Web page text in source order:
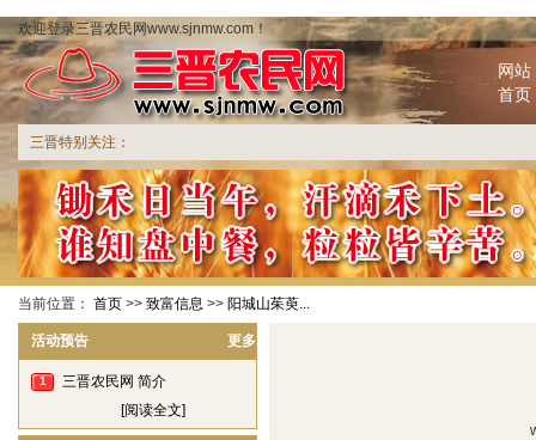
欢迎登录三晋农民网www.sjnmw.com！
网站
首页
三晋特别关注：
当前位置： 首页 >> 致富信息 >> 阳城山茱萸...
活动预告 更多
1
三晋农民网 简介
[阅读全文]